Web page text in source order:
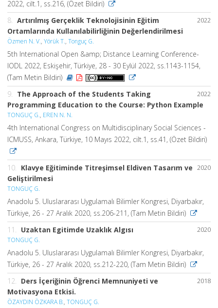
2022, cilt.1, ss.216, (Özet Bildiri)
2022
8.
Artırılmış Gerçeklik Teknolojisinin Eğitim
Ortamlarında Kullanılabilirliğinin Değerlendirilmesi
Özmen N. V., Yörük T., Tonguç G.
5th International Open &amp; Distance Learning Conference-
IODL 2022, Eskişehir, Türkiye, 28 - 30 Eylül 2022, ss.1143-1154,
(Tam Metin Bildiri)
2022
9.
The Approach of the Students Taking
Programming Education to the Course: Python Example
TONGUÇ G., EREN N. N.
4th International Congress on Multidisciplinary Social Sciences -
ICMUSS, Ankara, Türkiye, 10 Mayıs 2022, cilt.1, ss.41, (Özet Bildiri)
2020
10.
Klavye Eğitiminde Titreşimsel Eldiven Tasarım ve
Geliştirilmesi
TONGUÇ G.
Anadolu 5. Uluslararası Uygulamalı Bilimler Kongresi, Diyarbakır,
Türkiye, 26 - 27 Aralık 2020, ss.206-211, (Tam Metin Bildiri)
2020
11. Uzaktan Egitimde Uzaklık Algısı
TONGUÇ G.
Anadolu 5. Uluslararası Uygulamalı Bilimler Kongresi, Diyarbakır,
Türkiye, 26 - 27 Aralık 2020, ss.212-220, (Tam Metin Bildiri)
2018
12.
Ders İçeriğinin Öğrenci Memnuniyeti ve
Motivasyona Etkisi.
ÖZAYDIN ÖZKARA B., TONGUÇ G.